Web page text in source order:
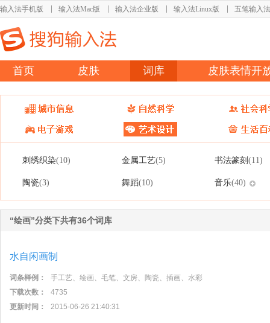
输入法手机版 输入法Mac版 输入法企业版 输入法Linux版 五笔输入法
首页 皮肤 词库 皮肤表情开
刺绣织染(10) 金属工艺(5) 书法篆刻 (11)
陶瓷(3) 舞蹈(10) 音乐(40)
“绘画”分类下共有36个词库
水自闲画制
词条样例：
手工艺、绘画、毛笔、文房、陶瓷、插画、水彩
下载次数：
4735
更新时间：
2015-06-26 21:40:31